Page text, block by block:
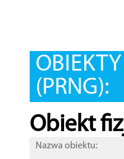
(PRNG):
Obiekt
Nazwa obiektu: